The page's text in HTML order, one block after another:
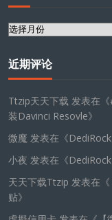
归
近期评论
Ttzip天天下载 发表在《
装Davinci Resovle》
微魔 发表在《
小夜 发表在《
天天下载Ttzip 发表在《
贴》